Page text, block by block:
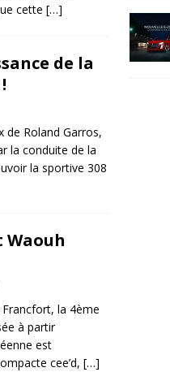
cette […]
de la
de Roland Garros,
la conduite de la
la sportive 308
Waouh
la 4ème
à partir
est
cee’d, […]